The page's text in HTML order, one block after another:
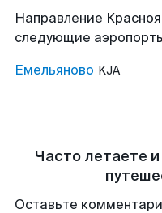
Направление
следующие
Емельяново KJA
Часто летаете
Оставьте